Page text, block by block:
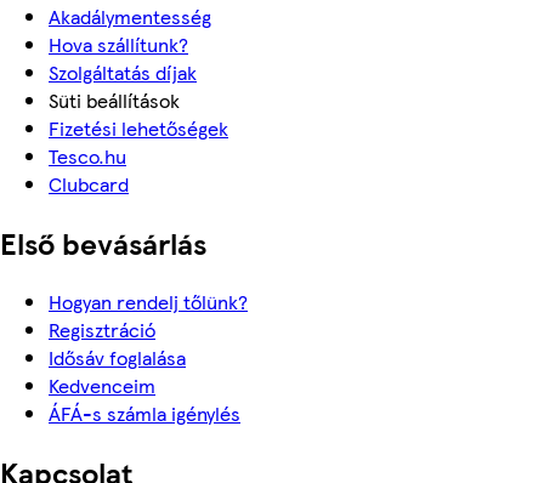
Akadálymentesség
Hova szállítunk?
Szolgáltatás díjak
Süti beállítások
Fizetési lehetőségek
Tesco.hu
Clubcard
Első bevásárlás
Hogyan rendelj tőlünk?
Regisztráció
Idősáv foglalása
Kedvenceim
ÁFÁ-s számla igénylés
Kapcsolat